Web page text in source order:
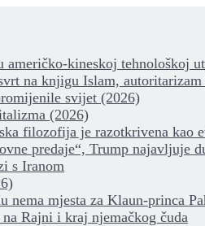
američko-kineskoj tehnološkoj
na knjigu Islam,
svijet (2026)
(2026)
filozofija je razotkrivena kao
predaje“, Trump najavljuje
s Iranom
nema mjesta za Klaun-princa
Rajni i kraj njemačkog čuda